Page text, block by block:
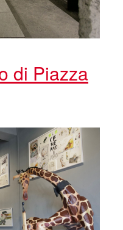
di Piazza